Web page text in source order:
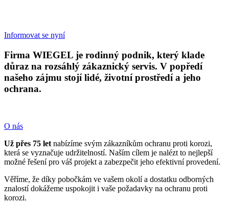
Informovat se nyní
Firma WIEGEL je rodinný podnik, který klade
důraz na rozsáhlý zákaznický servis. V popředí
našeho zájmu stojílidé, životní prostředía jeho
ochrana.
O nás
Už přes 75 let nabízíme svým zákazníkům ochranu proti korozi,
která se vyznačuje udržitelností. Naším cílem je nalézt to nejlepší
možné řešení pro váš projekt a zabezpečit jeho efektivní provedení.
Věříme, že díky pobočkám ve vašem okolí a dostatku odborných
znalostí dokážeme uspokojit i vaše požadavky na ochranu proti
korozi.